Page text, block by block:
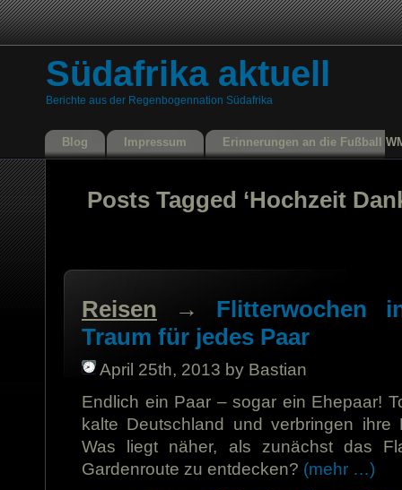
Südafrika aktuell
Berichte aus der Regenbogennation Südafrika
Blog Impressum Erinnerungen an die Fußball
Posts Tagged ‘Hochzeit
Reisen → Flitterwochen
Traum für jedes Paar
April 25th, 2013 by Bastian
Endlich ein Paar – sogar ein Ehepaar!
kalte Deutschland und verbringen ihre
Was liegt näher, als zunächst das
Gardenroute zu entdecken? (mehr …)